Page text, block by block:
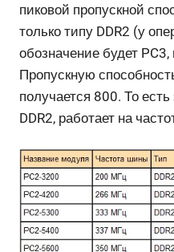
пиковой пропускной
только типу DDR2 (у
обозначение будет
Пропускную
получается 800. То
DDR2, работает на